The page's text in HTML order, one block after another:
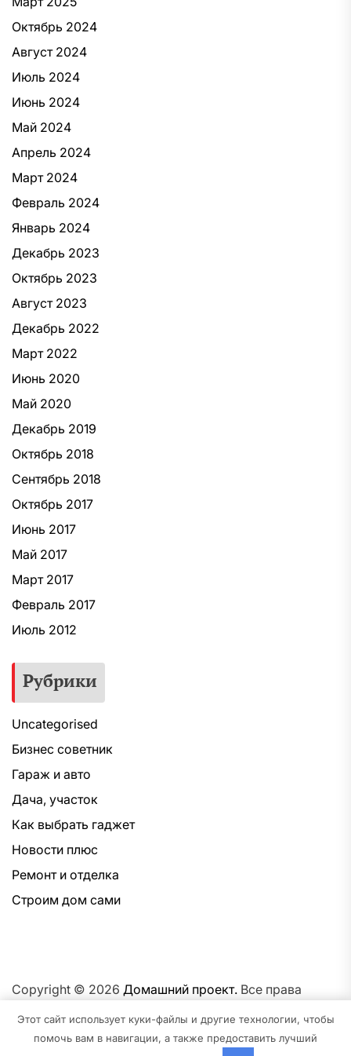
Октябрь 2024
Август 2024
Июль 2024
Июнь 2024
Май 2024
Апрель 2024
Март 2024
Февраль 2024
Январь 2024
Декабрь 2023
Октябрь 2023
Август 2023
Декабрь 2022
Март 2022
Июнь 2020
Май 2020
Декабрь 2019
Октябрь 2018
Сентябрь 2018
Октябрь 2017
Июнь 2017
Май 2017
Март 2017
Февраль 2017
Июль 2012
Рубрики
Uncategorised
Бизнес советник
Гараж и авто
Дача, участок
Как выбрать гаджет
Новости плюс
Ремонт и отделка
Строим дом сами
Copyright © 2026 Домашний проект. Все права
платформеWordPress.
Этот сайт использует куки-файлы и другие технологии, чтобы
помочь вам в навигации, а также предоставить лучший